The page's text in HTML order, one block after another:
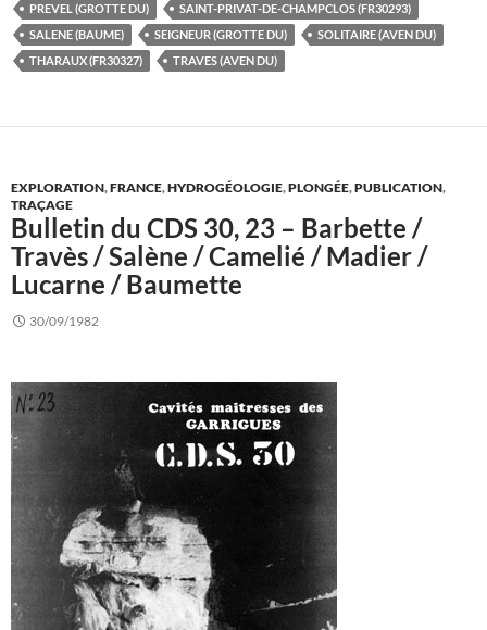
PREVEL (GROTTE DU)
SAINT-PRIVAT-DE-CHAMPCLOS (FR30293)
SALENE (BAUME)
SEIGNEUR (GROTTE DU)
SOLITAIRE (AVEN DU)
THARAUX (FR30327)
TRAVES (AVEN DU)
EXPLORATION,FRANCE,HYDROGÉOLOGIE,PLONGÉE,PUBLICATION,
TRAÇAGE
Bulletin du CDS 30, 23 – Barbette /
Travès / Salène / Camelié / Madier /
Lucarne / Baumette
30/09/1982